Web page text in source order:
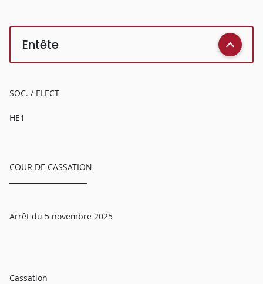
Entête
SOC. / ELECT
HE1
COUR DE CASSATION
Arrêt du 5 novembre 2025
Cassation